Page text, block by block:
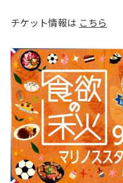
チケット情報は こちら